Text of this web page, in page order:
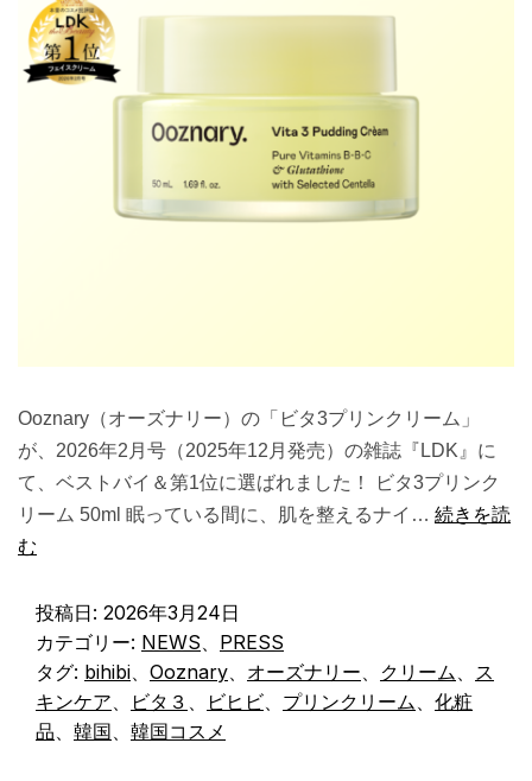
Ooznary（オーズナリー）の「ビタ3プリンクリーム」
が、2026年2月号（2025年12月発売）の雑誌『LDK』に
て、ベストバイ＆第1位に選ばれました！ ビタ3プリンク
リーム 50ml 眠っている間に、肌を整えるナイ… 続きを読
む
投稿日: 2026年3月24日
カテゴリー: NEWS
PRESS
タグ: bihibi Ooznary オーズナリー クリーム
ス
キンケア
ビタ３ ビヒビ プリンクリーム
化粧
品
韓国 韓国コスメ